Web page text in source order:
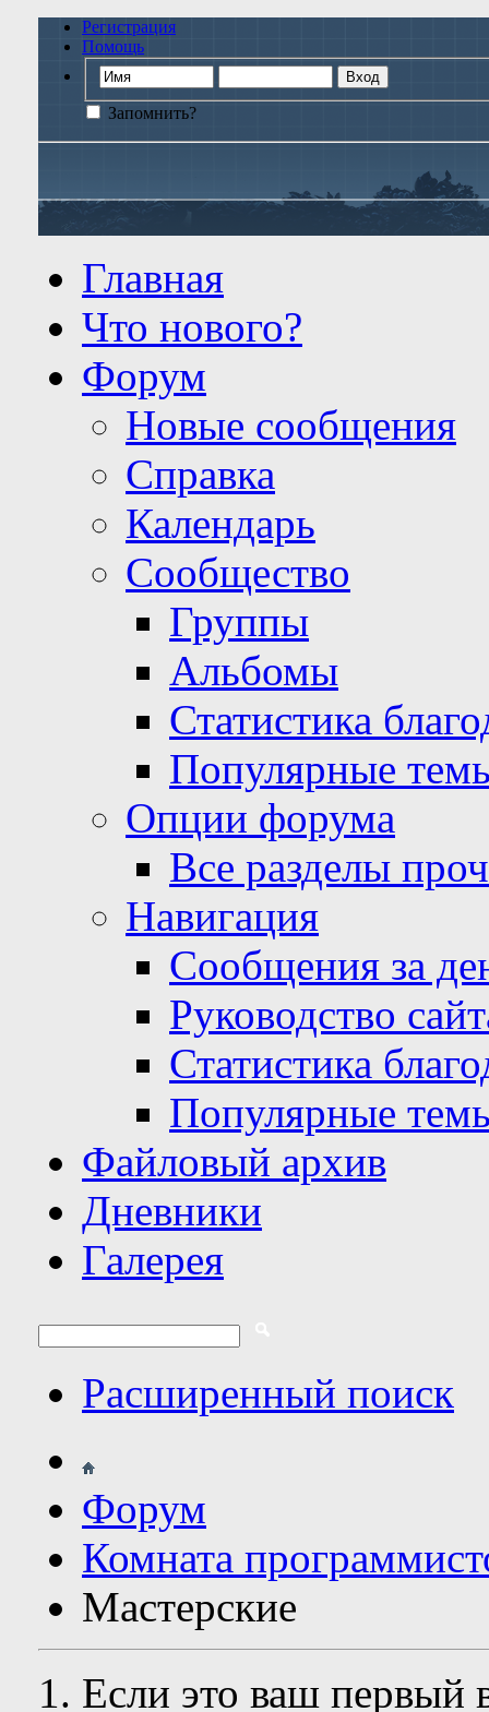
Регистрация
Помощь
Запомнить?
Главная
Что нового?
Форум
Новые сообщения
Справка
Календарь
Сообщество
Группы
Альбомы
Статистика
Популярные
Опции форума
Все разделы
Навигация
Сообщения за
Руководство
Статистика
Популярные
Файловый архив
Дневники
Галерея
Расширенный поиск
Форум
Комната
Мастерские
Если это ваш первый